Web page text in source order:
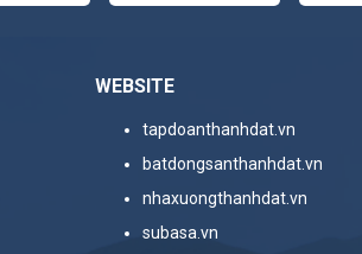
WEBSITE
tapdoanthanhdat.vn
batdongsanthanhdat.vn
nhaxuongthanhdat.vn
subasa.vn